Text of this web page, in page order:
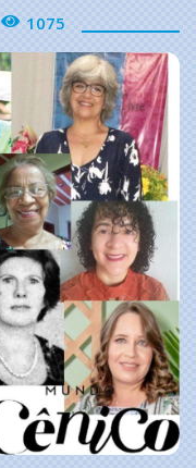
1075